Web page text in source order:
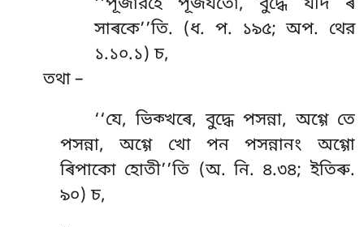
‘‘পূজারহে পূজযতো, বুদ্ধে যদি ৰ
সাৰকে’’তি. (ধ. প. ১৯৫; অপ. থের
১.১০.১) চ,
তথা–
‘‘যে, ভিক্খৰে, বুদ্ধে পসন্না, অগ্গে তে
পসন্না, অগ্গে খো পন পসন্নানং অগ্গো
ৰিপাকো হোতী’’তি (অ. নি. ৪.৩৪; ইতিৰু.
৯০) চ,